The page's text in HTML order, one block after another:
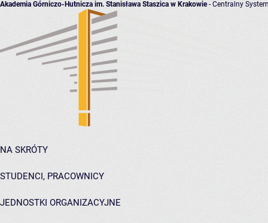
Akademia Górniczo-Hutnicza im. Stanisława Staszica w Krakowie- Centralny
NA SKRÓTY
STUDENCI, PRACOWNICY
JEDNOSTKI ORGANIZACYJNE